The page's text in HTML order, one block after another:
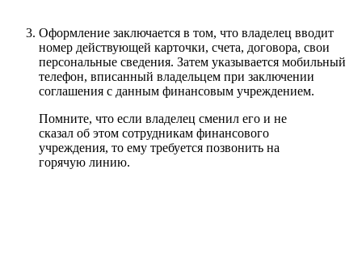
Оформление заключается в том, что владелец вводит
номер действующей карточки, счета, договора, свои
персональные сведения. Затем указывается мобильный
телефон, вписанный владельцем при заключении
соглашения с данным финансовым учреждением.
Помните, что если владелец сменил его и не
сказал об этом сотрудникам финансового
учреждения, то ему требуется позвонить на
горячую линию.